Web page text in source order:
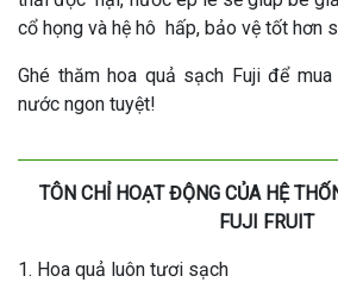
cổ họng và hệ hô hấp, bảo vệ tốt hơn
Ghé thăm hoa quả sạch Fuji để mua
nước ngon tuyệt!
TÔN CHỈ HOẠT ĐỘNG CỦA HỆ
FUJI FRUIT
1. Hoa quả luôn tươi sạch